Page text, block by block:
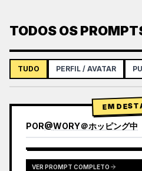
TODOS OS
TUDO PERFIL / AVATAR
EM
POR@WORY＠ホッピング中
VER PROMPT COMPLETO